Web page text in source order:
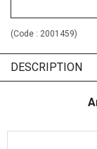
(Code : 2001459)
DESCRIPTION